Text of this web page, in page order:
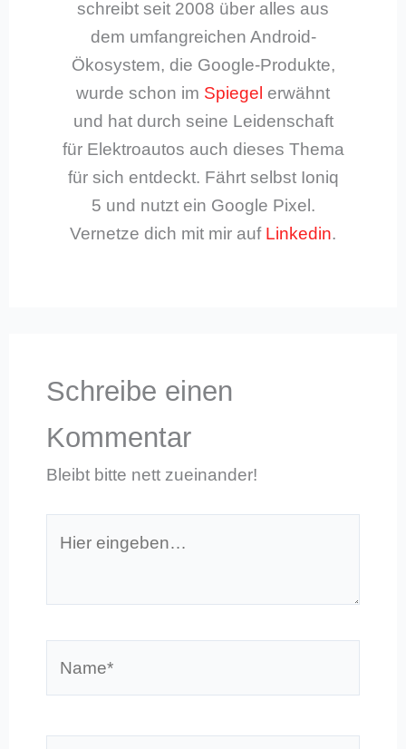
schreibt seit 2008 über alles aus
dem umfangreichen Android-
Ökosystem, die Google-Produkte,
wurde schon im Spiegel erwähnt
und hat durch seine Leidenschaft
für Elektroautos auch dieses Thema
für sich entdeckt. Fährt selbst Ioniq
5 und nutzt ein Google Pixel.
Vernetze dich mit mir auf Linkedin.
Schreibe einen
Kommentar
Bleibt bitte nett zueinander!
eingeben…